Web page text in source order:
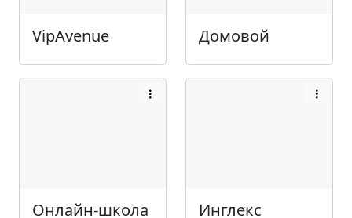
VipAvenue Домовой
Онлайн-школа
Инглекс